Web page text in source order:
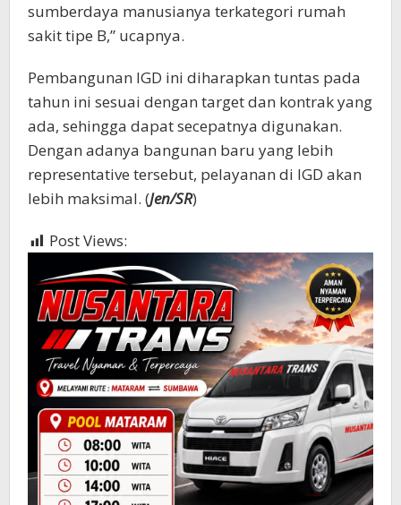
sumberdaya manusianya terkategori rumah
sakit tipe B,” ucapnya.
Pembangunan IGD ini diharapkan tuntas pada
tahun ini sesuai dengan target dan kontrak yang
ada, sehingga dapat secepatnya digunakan.
Dengan adanya bangunan baru yang lebih
representative tersebut, pelayanan di IGD akan
lebih maksimal. (Jen/SR)
Post Views: